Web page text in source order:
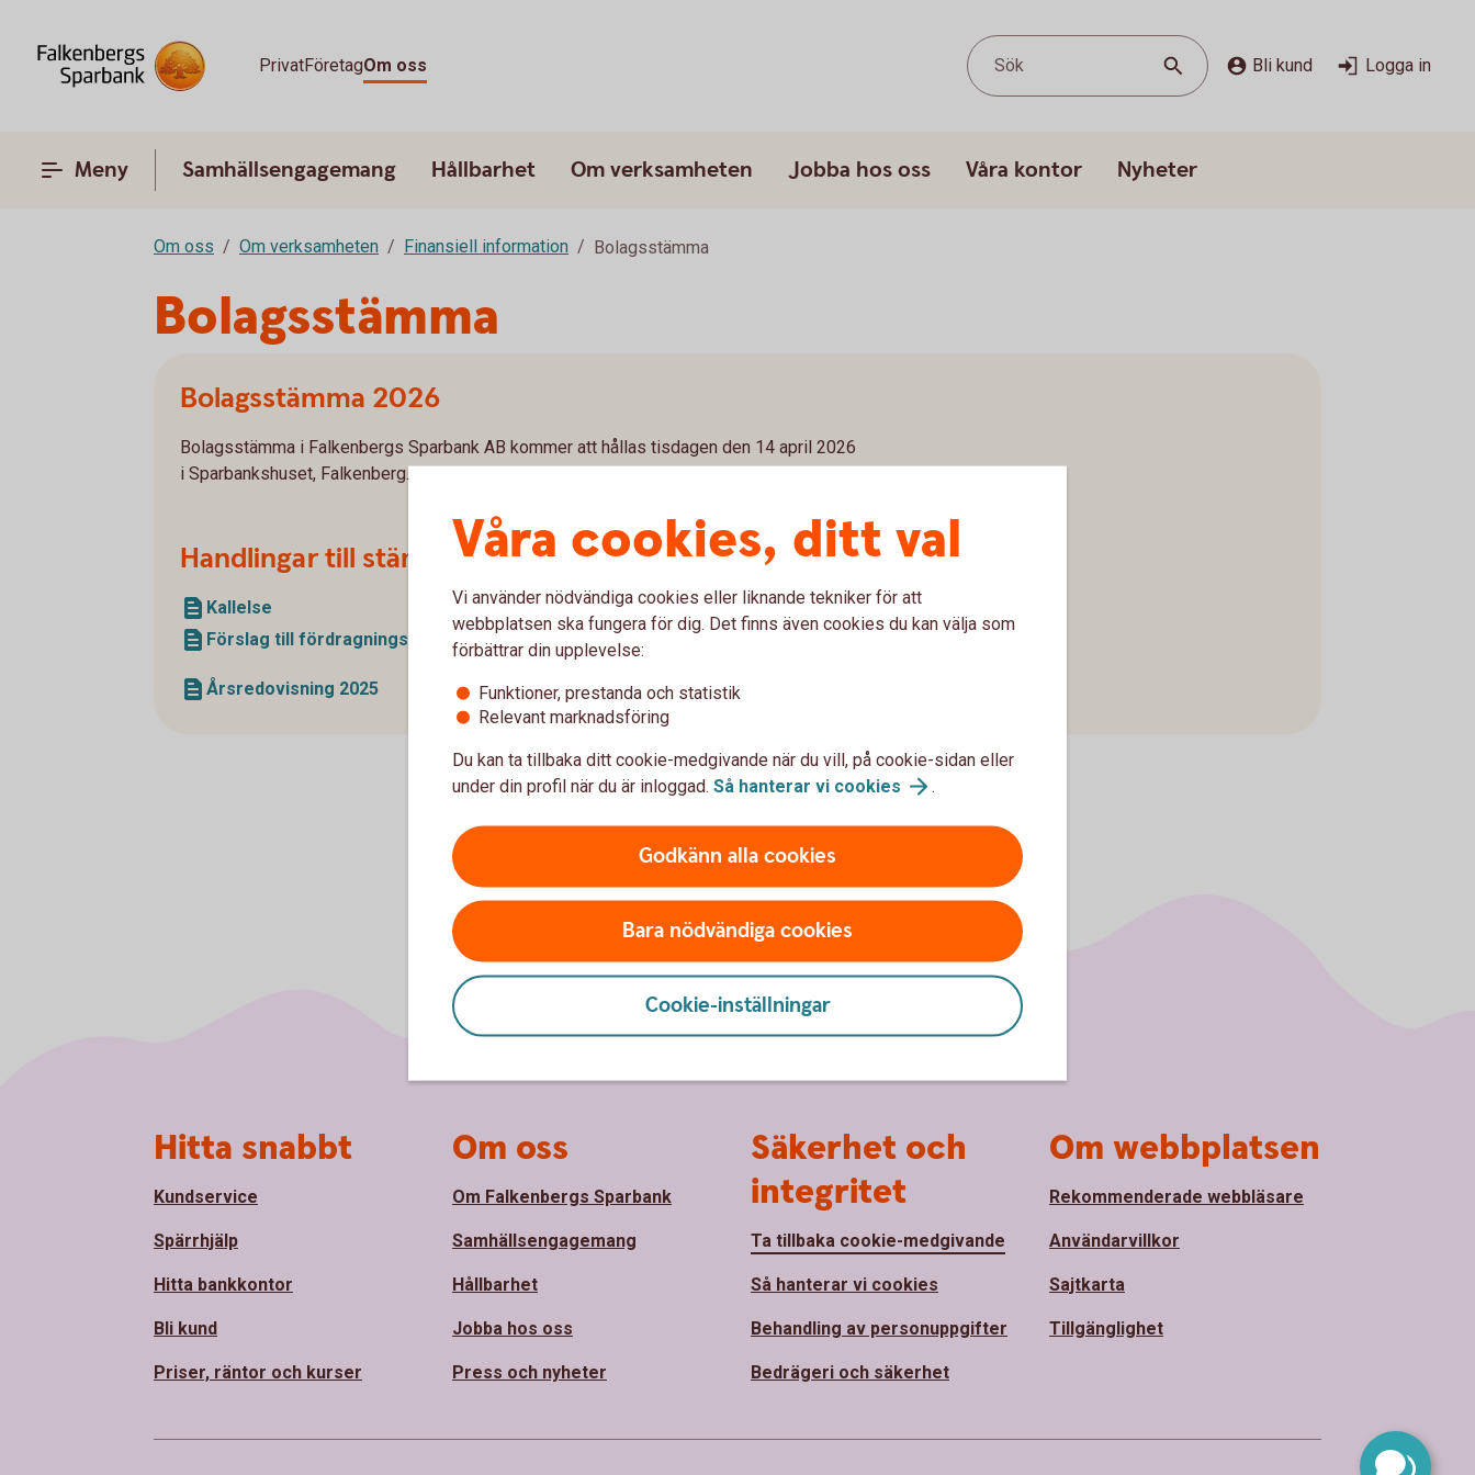
PrivatFöretagOm oss Sök Bli kund Logga in
Meny Samhällsengagemang Hållbarhet Om verksamheten Jobba hos oss Våra kontor Nyheter
Om oss Om verksamheten Finansiell information Bolagsstämma
Bolagsstämma
Bolagsstämma 2026
Bolagsstämma i Falkenbergs Sparbank AB kommer att hållas tisdagen den 14 april 2026
i Sparbankshuset, Falkenberg.
Handlingar till stämma
Kallelse
Förslag till fördragningslista
Årsredovisning 2025
Våra cookies, ditt val
Vi använder nödvändiga cookies eller liknande tekniker för att
webbplatsen ska fungera för dig. Det finns även cookies du kan välja som
förbättrar din upplevelse:
Funktioner, prestanda och statistik
Relevant marknadsföring
Du kan ta tillbaka ditt cookie-medgivande när du vill, på cookie-sidan eller
under din profil när du är inloggad. Så hanterar vi cookies .
Godkänn alla cookies
Bara nödvändiga cookies
Cookie-inställningar
Hitta snabbt
Kundservice
Spärrhjälp
Hitta bankkontor
Bli kund
Priser, räntor och kurser
Om oss
Om Falkenbergs Sparbank
Samhällsengagemang
Hållbarhet
Jobba hos oss
Press och nyheter
Säkerhet och
integritet
Ta tillbaka cookie-medgivande
Så hanterar vi cookies
Behandling av personuppgifter
Bedrägeri och säkerhet
Om webbplatsen
Rekommenderade webbläsare
Användarvillkor
Sajtkarta
Tillgänglighet